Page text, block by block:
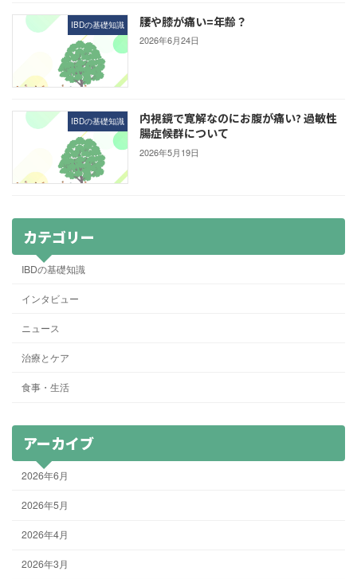
IBDの基礎知識 腰や膝が痛い=年齢？
2026年6月24日
IBDの基礎知識
内視鏡で寛解なのにお腹が痛い? 過敏性
腸症候群について
2026年5月19日
カテゴリー
IBDの基礎知識
インタビュー
ニュース
治療とケア
食事・生活
アーカイブ
2026年6月
2026年5月
2026年4月
2026年3月